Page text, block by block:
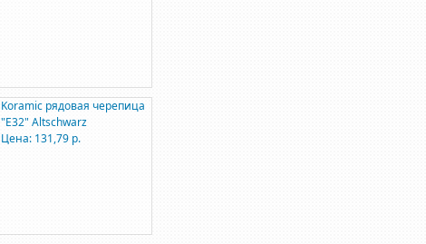
Koramic рядовая черепица
"E32" Altschwarz
Цена: 131,79 р.